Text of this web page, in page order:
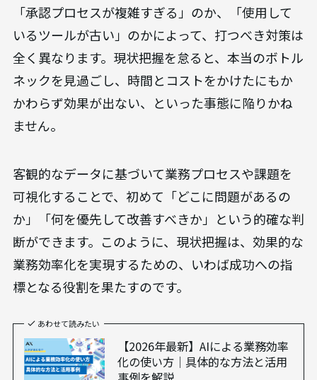
「承認プロセスが複雑すぎる」のか、「使用して
いるツールが古い」のかによって、打つべき対策は
全く異なります。現状把握を怠ると、本当のボトル
ネックを見過ごし、時間とコストをかけたにもか
かわらず効果が出ない、といった事態に陥りかね
ません。
客観的なデータに基づいて業務プロセスや課題を
可視化することで、初めて「どこに問題があるの
か」「何を優先して改善すべきか」という的確な判
断ができます。このように、現状把握は、効果的な
業務効率化を実現するための、いわば成功への指
標となる役割を果たすのです。
あわせて読みたい
【2026年最新】AIによる業務効率
化の使い方｜具体的な方法と活用